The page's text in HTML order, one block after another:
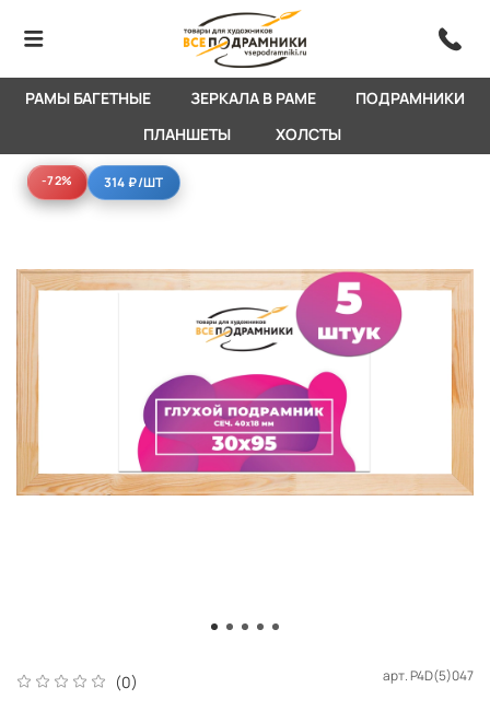
РАМЫ БАГЕТНЫЕ ЗЕРКАЛА В РАМЕ
ПОДРАМНИКИ
ПЛАНШЕТЫ
ХОЛСТЫ
-72%
-72% 314 ₽/ШТ
(0) арт.P4D(5)047